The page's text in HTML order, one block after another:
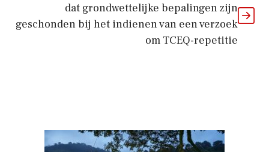
dat grondwettelijke bepalingen zijn
geschonden bij het indienen van een verzoek
om TCEQ-repetitie